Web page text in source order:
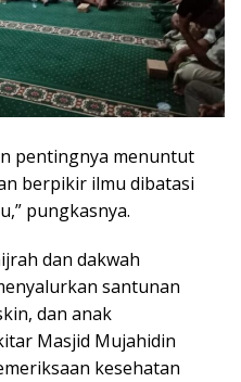
pentingnya menuntut
berpikir ilmu dibatasi
pungkasnya.
dan dakwah
santunan
dan anak
Masjid Mujahidin
kesehatan